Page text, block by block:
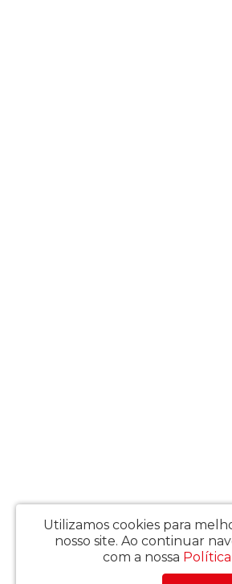
Utilizamos cookies para
nosso site. Ao continuar
com a nossa